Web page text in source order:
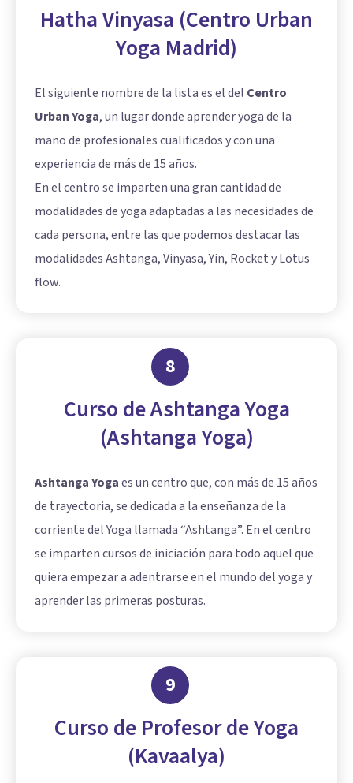
Hatha Vinyasa (Centro Urban
Yoga Madrid)
El siguiente nombre de la lista es el del Centro
Urban Yoga, un lugar donde aprender yoga de la
mano de profesionales cualificados y con una
experiencia de más de 15 años.
En el centro se imparten una gran cantidad de
modalidades de yoga adaptadas a las necesidades de
cada persona, entre las que podemos destacar las
modalidades Ashtanga, Vinyasa, Yin, Rocket y Lotus
flow.
8
Curso de Ashtanga Yoga
(Ashtanga Yoga)
Ashtanga Yogaes un centro que, con más de 15 años
de trayectoria, se dedicada a la enseñanza de la
corriente del Yoga llamada “Ashtanga”. En el centro
se imparten cursos de iniciación para todo aquel que
quiera empezar a adentrarse en el mundo del yoga y
aprender las primeras posturas.
9
Curso de Profesor de Yoga
(Kavaalya)